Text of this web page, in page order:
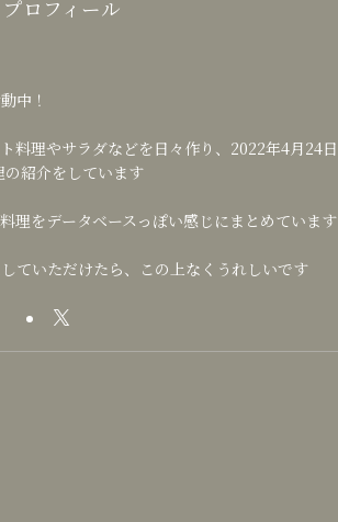
プロフィール
中！
料理やサラダなどを日々作り、2022年4月24日
紹介をしています
理をデータベースっぽい感じにまとめています
ていただけたら、この上なくうれしいです